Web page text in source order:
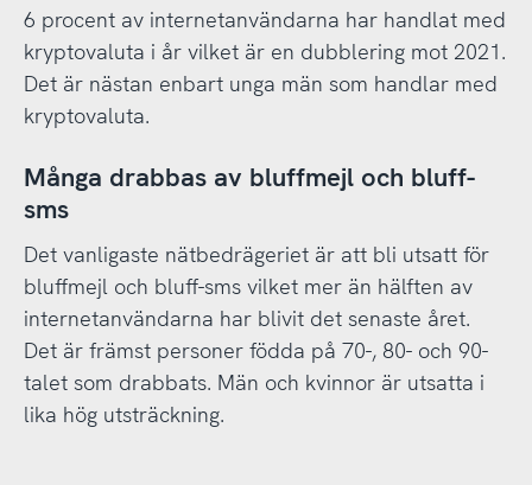
6 procent av internetanvändarna har handlat med
kryptovaluta i år vilket är en dubblering mot 2021.
Det är nästan enbart unga män som handlar med
kryptovaluta.
Många drabbas av bluffmejl och bluff-
sms
Det vanligaste nätbedrägeriet är att bli utsatt för
bluffmejl och bluff-sms vilket mer än hälften av
internetanvändarna har blivit det senaste året.
Det är främst personer födda på 70-, 80- och 90-
talet som drabbats. Män och kvinnor är utsatta i
lika hög utsträckning.